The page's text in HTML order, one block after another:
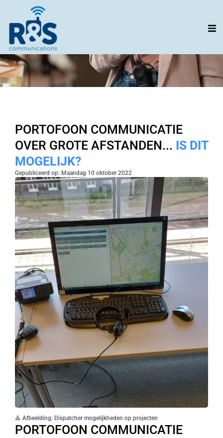
inhoud
PORTOFOON COMMUNICATIE
OVER GROTE AFSTANDEN... IS DIT
MOGELIJK?
Gepubliceerd op: Maandag 10 oktober 2022
🔺 Afbeelding: Dispatcher mogelijkheden op projecten
PORTOFOON COMMUNICATIE